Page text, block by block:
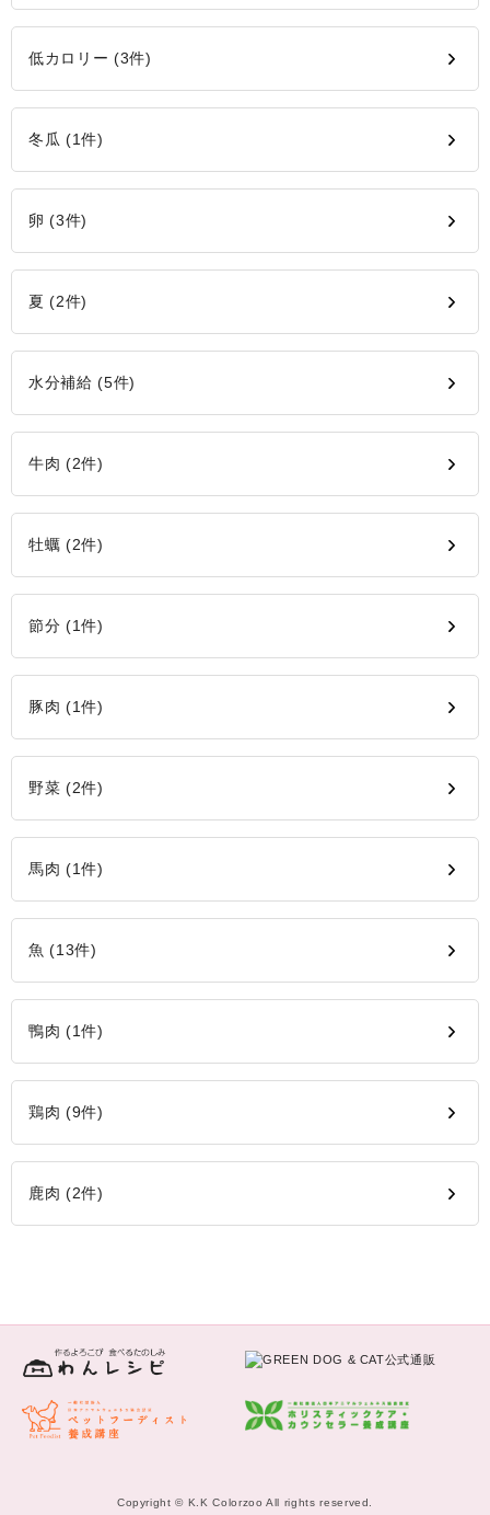
低カロリー (3件)
冬瓜 (1件)
卵 (3件)
夏 (2件)
水分補給 (5件)
牛肉 (2件)
牡蠣 (2件)
節分 (1件)
豚肉 (1件)
野菜 (2件)
馬肉 (1件)
魚 (13件)
鴨肉 (1件)
鶏肉 (9件)
鹿肉 (2件)
Copyright © K.K Colorzoo All rights reserved.